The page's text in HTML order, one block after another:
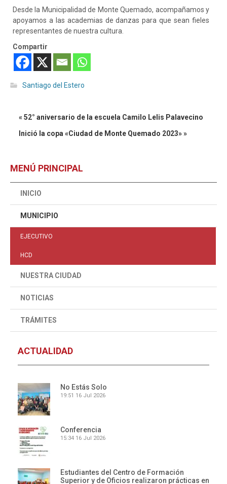
Desde la Municipalidad de Monte Quemado, acompañamos y
apoyamos a las academias de danzas para que sean fieles
representantes de nuestra cultura.
Compartir
Santiago del Estero
« 52° aniversario de la escuela Camilo Lelis Palavecino
Inició la copa «Ciudad de Monte Quemado 2023» »
MENÚ PRINCIPAL
INICIO
MUNICIPIO
EJECUTIVO
HCD
NUESTRA CIUDAD
NOTICIAS
TRÁMITES
ACTUALIDAD
No Estás Solo
19:51 16 Jul 2026
Conferencia
15:34 16 Jul 2026
Estudiantes del Centro de Formación
Superior y de Oficios realizaron prácticas en